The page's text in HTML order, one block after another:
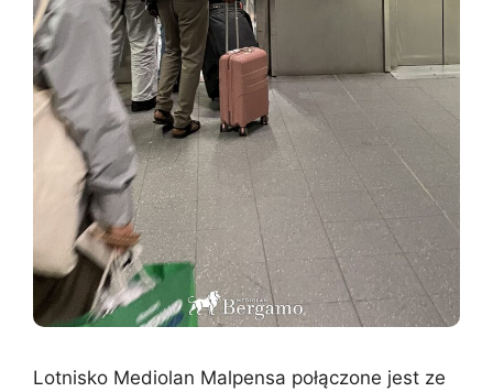
Lotnisko Mediolan Malpensa połączone jest ze